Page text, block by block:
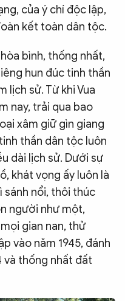
của ý chí độc lập,
kết toàn dân tộc.
bình, thống nhất,
hun đúc tinh thần
lịch sử. Từ khi Vua
nay, trải qua bao
xâm giữ gìn giang
thần dân tộc luôn
dài lịch sử. Dưới sự
khát vọng ấy luôn là
sánh nổi, thôi thúc
người như một,
gian nan, thử
vào năm 1945, đánh
và thống nhất đất